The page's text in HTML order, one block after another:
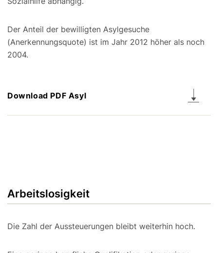
Der Anteil der bewilligten Asylgesuche
(Anerkennungsquote) ist im Jahr 2012 höher als noch
2004.
Download PDF Asyl
Arbeitslosigkeit
Die Zahl der Aussteuerungen bleibt weiterhin hoch.